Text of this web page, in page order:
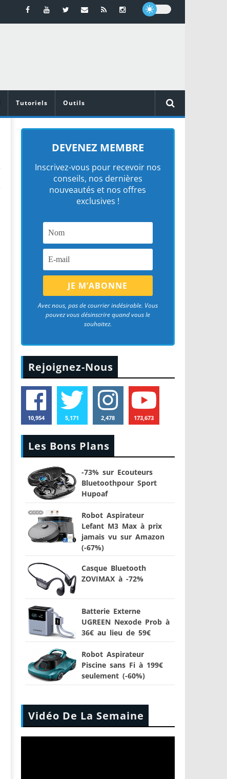
Tutoriels Outils
DEVENEZ MEMBRE
Inscrivez-vous pour recevoir nos
conseils, nos dernières
nouveautés et nos offres
exclusives !
Avec nous, pas de courrier indésirable. Vous
pouvez vous désinscrire quand vous le
souhaitez.
Rejoignez-Nous
10,954 5,171 2,478 173,673
Les Bons Plans
-73% sur Ecouteurs
Bluetoothpour Sport
Hupoaf
Robot Aspirateur
Lefant M3 Max à prix
jamais vu sur Amazon
(-67%)
Casque Bluetooth
ZOVIMAX à -72%
Batterie Externe
UGREEN Nexode Prob à
36€ au lieu de 59€
Robot Aspirateur
Piscine sans Fi à 199€
seulement (-60%)
Vidéo De La Semaine